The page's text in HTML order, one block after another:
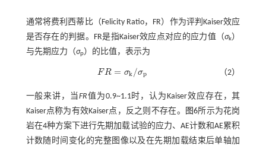
通常将费利西蒂比（Felicity Ratio，FR）作为评判Kaiser效应
是否存在的判据。FR是指Kaiser效应点对应的应力值（σk）
与先期应力（σp）的比值，表示为
F R = σk /σp
FR=σ k/ σp （2）
一般来讲，当FR值为0.9~1.1时，认为Kaiser效应存在，其
Kaiser点称为有效Kaiser点，反之则不存在。
图6所示为花岗
岩在4种方案下进行先期加载试验的应力、AE计数和AE累积
计数随时间变化的完整图像以及在先期加载结束后单轴加